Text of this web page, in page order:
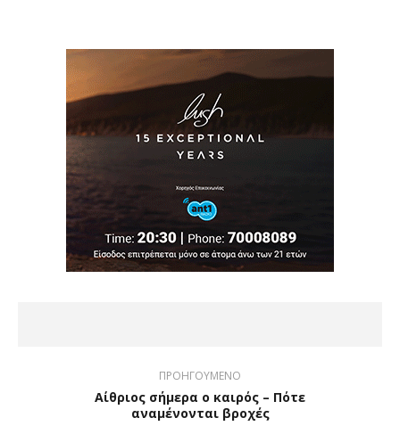
ΠΡΟΗΓΟΥΜΕΝΟ
Αίθριος σήμερα ο καιρός – Πότε
αναμένονται βροχές